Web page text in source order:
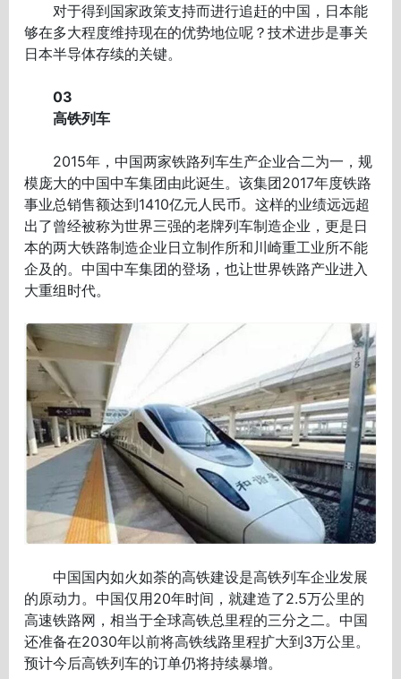
对于得到国家政策支持而进行追赶的中国，日本能
够在多大程度维持现在的优势地位呢？技术进步是事关
日本半导体存续的关键。
03
高铁列车
2015年，中国两家铁路列车生产企业合二为一，规
模庞大的中国中车集团由此诞生。该集团2017年度铁路
事业总销售额达到1410亿元人民币。这样的业绩远远超
出了曾经被称为世界三强的老牌列车制造企业，更是日
本的两大铁路制造企业日立制作所和川崎重工业所不能
企及的。中国中车集团的登场，也让世界铁路产业进入
大重组时代。
中国国内如火如荼的高铁建设是高铁列车企业发展
的原动力。中国仅用20年时间，就建造了2.5万公里的
高速铁路网，相当于全球高铁总里程的三分之二。中国
还准备在2030年以前将高铁线路里程扩大到3万公里。
预计今后高铁列车的订单仍将持续暴增。